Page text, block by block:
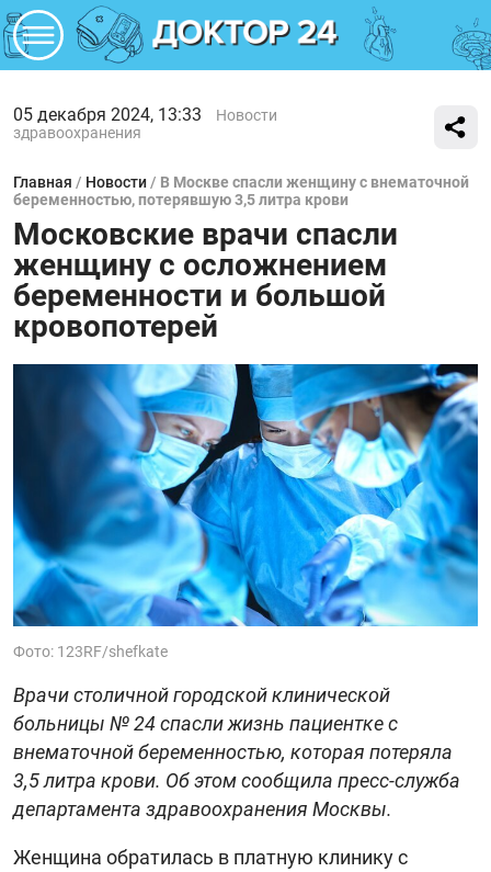
05 декабря 2024, 13:33
Новости
здравоохранения
Главная / Новости / В Москве спасли женщину с внематочной
беременностью, потерявшую 3,5 литра крови
Московские врачи спасли
женщину с осложнением
беременности и большой
кровопотерей
Фото: 123RF/shefkate
Врачи столичной городской клинической
больницы № 24 спасли жизнь пациентке с
внематочной беременностью, которая потеряла
3,5 литра крови. Об этом сообщила пресс-служба
департамента здравоохранения Москвы.
Женщина обратилась в платную клинику с